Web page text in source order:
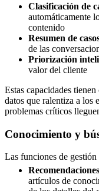
Clasificación de
automáticamente
contenido
Resumen de
de las
Priorización
valor del cliente
Estas capacidades
datos que ralentiza a los
problemas críticos
Conocimiento y
Las funciones de
artículos de